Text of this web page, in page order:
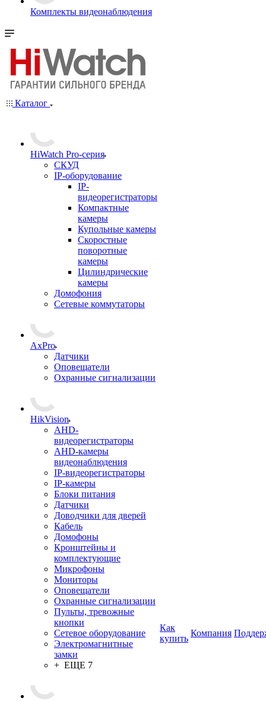
Комплекты видеонаблюдения
Каталог
HiWatch Pro-серия
CКУД
IP-оборудование
IP-
видеорегистраторы
Компактные
камеры
Купольные камеры
Скоростные
поворотные
камеры
Цилиндрические
камеры
Домофония
Сетевые коммутаторы
AxPro
Датчики
Оповещатели
Охранные сигнализации
HikVision
AHD-
видеорегистраторы
AHD-камеры
видеонаблюдения
IP-видеорегистраторы
IP-камеры
Блоки питания
Датчики
Доводчики для дверей
Кабель
Домофоны
Кронштейны и
комплектующие
Микрофоны
Мониторы
Оповещатели
Охранные сигнализации
Пульты, тревожные
кнопки
Сетевое оборудование
Электромагнитные
замки
+ ЕЩЕ 7
Как
купить
Компания